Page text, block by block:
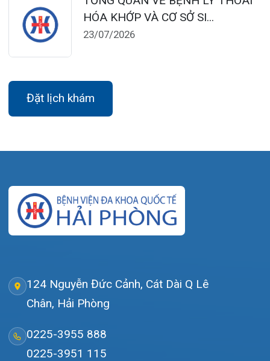
Khoa Khám bệnh: Thứ 2 – Thứ 6
Sáng: 07:00 – 12:00
Chiều: 13:30 – 16:30
Bệnh viện – Khách sạn cao cấp đầu tiên ở
bộ, quy mô 500 giường bệnh nội trú.
Tra cứu kết quả xét nghiệm
Giới thiệu